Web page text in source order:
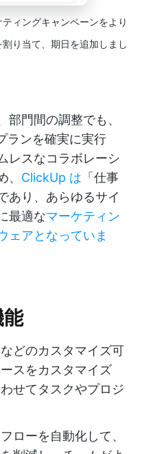
ィングキャンペーンをより
り当て、期日を追加しまし
門間の調整でも、
ランを確実に実行
レスなコラボレーシ
ClickUp は 「仕事
あり、あらゆるサイ
最適なマーケティン
ェアとなっていま
どのカスタマイズ可
スをカスタマイズ
せてタスクやプロジ
ローを自動化して、